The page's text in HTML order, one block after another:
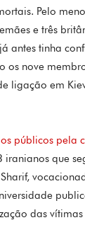
Pelo
e três
antes tinha
os nove
ligação em
públicos pela
iranianos que
das